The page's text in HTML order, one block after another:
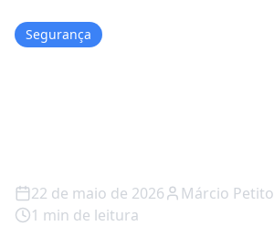
Segurança
22 de maio de 2026
Márcio Petito
1 min de leitura